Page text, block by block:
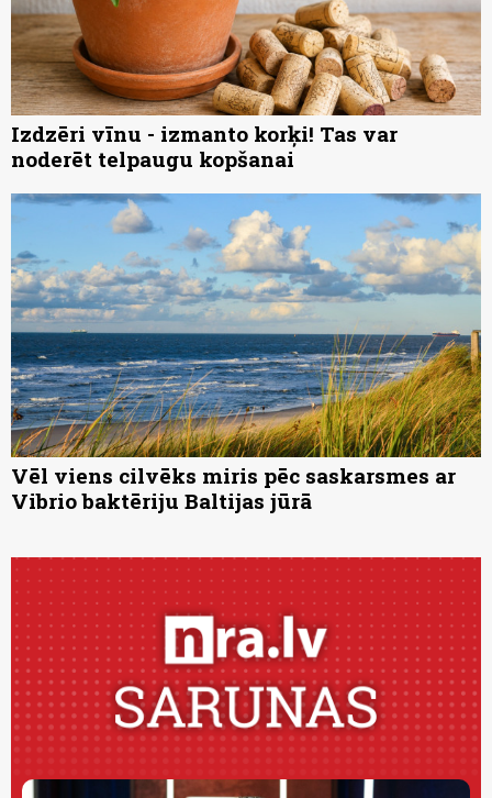
Izdzēri vīnu - izmanto korķi! Tas var
noderēt telpaugu kopšanai
Vēl viens cilvēks miris pēc saskarsmes ar
Vibrio baktēriju Baltijas jūrā